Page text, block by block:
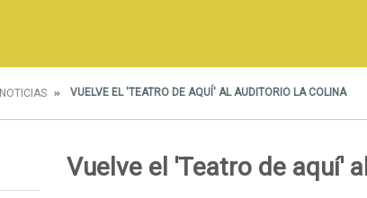
NOTICIAS VUELVE EL 'TEATRO DE AQUÍ' AL AUDITORIO LA COLINA
Vuelve el 'Teatro de aquí'